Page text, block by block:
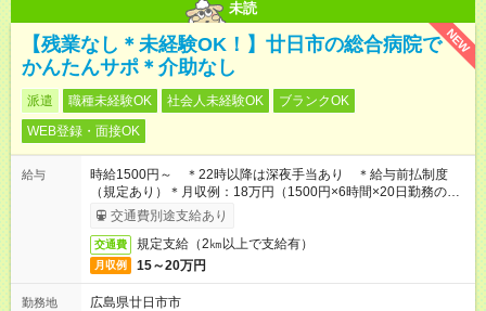
未読
NEW
【残業なし＊未経験OK！】廿日市の総合病院で
かんたんサポ＊介助なし
派遣 職種未経験OK 社会人未経験OK
ブランクOK
WEB登録・面接OK
給与
時給1500円～ ＊22時以降は深夜手当あり ＊給与前払制度
（規定あり）＊月収例：18万円（1500円×6時間×20日勤務の場
合）交通費別途支給あり
交通費 規定支給（2㎞以上で支給有）
月収例 15～20万円
勤務地
広島県廿日市市